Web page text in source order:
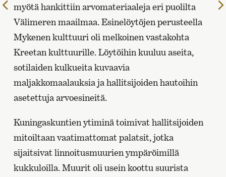
myötä hankittiin arvomateriaaleja eri puolilta
Välimeren maailmaa. Esinelöytöjen perusteella
Mykenen kulttuuri oli melkoinen vastakohta
Kreetan kulttuurille. Löytöihin kuuluu aseita,
sotilaiden kulkueita kuvaavia
maljakkomaalauksia ja hallitsijoiden hautoihin
asetettuja arvoesineitä.
Kuningaskuntien ytiminä toimivat hallitsijoiden
mitoiltaan vaatimattomat palatsit, jotka
sijaitsivat linnoitusmuurien ympäröimillä
kukkuloilla. Muurit oli usein koottu suurista
Edelliselle
sivulle